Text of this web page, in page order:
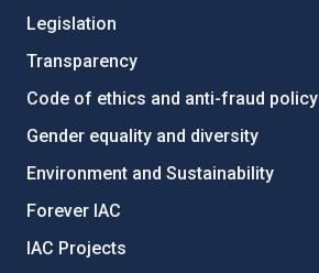
Legislation
Transparency
Code of ethics and anti-fraud policy
Gender equality and diversity
Environment and Sustainability
Forever IAC
IAC Projects